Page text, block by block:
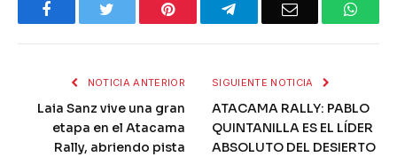
Facebook Pinterest TelegramEmail
NOTICIA ANTERIOR
Laia Sanz vive una gran
etapa en el Atacama
Rally, abriendo pista
SIGUIENTE NOTICIA
ATACAMA RALLY: PABLO
QUINTANILLA ES EL LÍDER
ABSOLUTO DEL DESIERTO